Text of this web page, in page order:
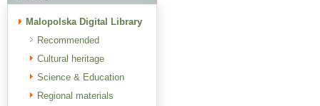
Malopolska Digital Library
Recommended
Cultural heritage
Science & Education
Regional materials